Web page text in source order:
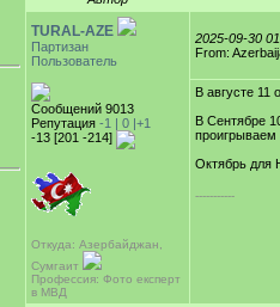
TURAL-AZE
Партизан
Пользователь
Сообщений 9013
Репутация -1 | 0 |+1
-13 [201 -214]
Откуда: Азербайджан,
Сумгаит
Профессия: Фото експерт
в МВД
2025-09-30
From:
В августе 11
В Сентябре
проигрываем
Октябрь для
-----------